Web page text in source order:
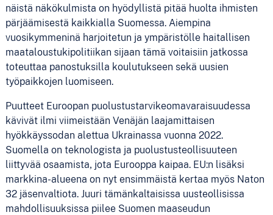
näistä näkökulmista on hyödyllistä pitää huolta ihmisten
pärjäämisestä kaikkialla Suomessa. Aiempina
vuosikymmeninä harjoitetun ja ympäristölle haitallisen
maataloustukipolitiikan sijaan tämä voitaisiin jatkossa
toteuttaa panostuksilla koulutukseen sekä uusien
työpaikkojen luomiseen.
Puutteet Euroopan puolustustarvikeomavaraisuudessa
kävivät ilmi viimeistään Venäjän laajamittaisen
hyökkäyssodan alettua Ukrainassa vuonna 2022.
Suomella on teknologista ja puolustusteollisuuteen
liittyvää osaamista, jota Eurooppa kaipaa. EU:n lisäksi
markkina-alueena on nyt ensimmäistä kertaa myös Naton
32 jäsenvaltiota. Juuri tämänkaltaisissa uusteollisissa
mahdollisuuksissa piilee Suomen maaseudun